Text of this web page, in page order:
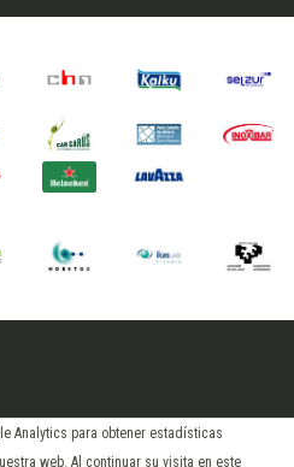
Analytics para obtener estadísticas
web. Al continuar su visita en este